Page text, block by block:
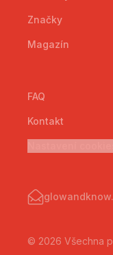
Značky
Magazín
FAQ
Kontakt
© 2026 Všechna